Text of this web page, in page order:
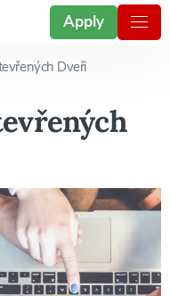
Apply
Dveří